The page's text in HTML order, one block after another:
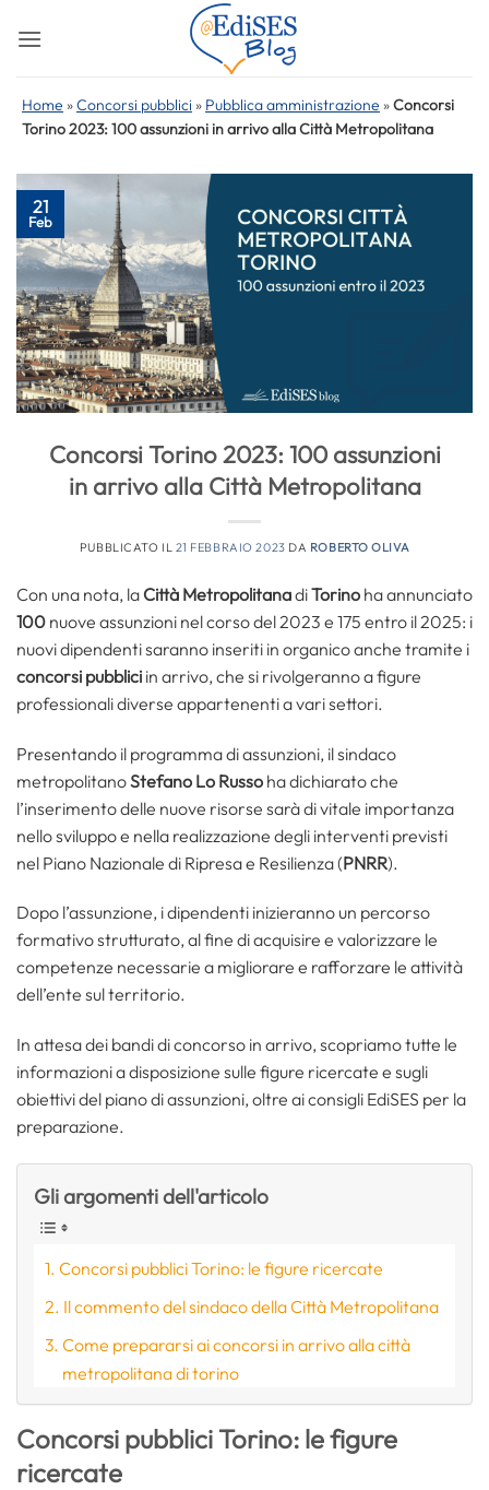
Home »Concorsi pubblici » Pubblica amministrazione »Concorsi
Torino 2023: 100 assunzioni in arrivo alla Città Metropolitana
21
Feb
Concorsi Torino 2023: 100 assunzioni
in arrivo alla Città Metropolitana
PUBBLICATO IL 21 FEBBRAIO 2023 DA ROBERTO OLIVA
Con una nota, la Città MetropolitanadiTorino ha annunciato
100 nuove assunzioni nel corso del 2023 e 175 entro il 2025: i
nuovi dipendenti saranno inseriti in organico anche tramite i
concorsi pubblici in arrivo, che si rivolgeranno a figure
professionali diverse appartenenti a vari settori.
Presentando il programma di assunzioni, il sindaco
metropolitanoStefano Lo Russo ha dichiarato che
l’inserimento delle nuove risorse sarà di vitale importanza
nello sviluppo e nella realizzazione degli interventi previsti
nel Piano Nazionale di Ripresa e Resilienza (PNRR).
Dopo l’assunzione, i dipendenti inizieranno un percorso
formativo strutturato, al fine di acquisire e valorizzare le
competenze necessarie a migliorare e rafforzare le attività
dell’ente sul territorio.
In attesa dei bandi di concorso in arrivo, scopriamo tutte le
informazioni a disposizione sulle figure ricercate e sugli
obiettivi del piano di assunzioni, oltre ai consigli EdiSES per la
preparazione.
Gli argomenti dell'articolo
Concorsi pubblici Torino: le figure ricercate
Il commento del sindaco della Città Metropolitana
Come prepararsi ai concorsi in arrivo alla città
metropolitana di torino
Concorsi pubblici Torino: le figure
ricercate